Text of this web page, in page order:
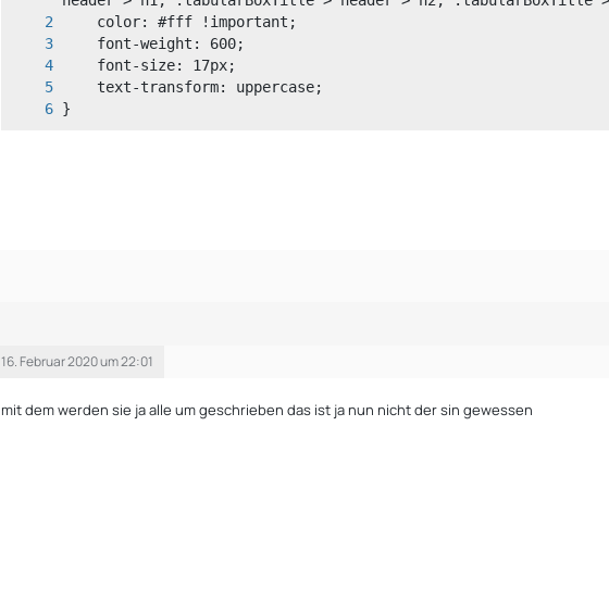
}
16. Februar 2020 um 22:01
mit dem werden sie ja alle um geschrieben das ist ja nun nicht der sin gewessen